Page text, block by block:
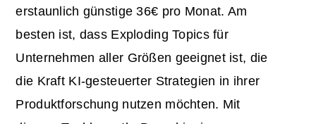
erstaunlich günstige 36€ pro Monat. Am
besten ist, dass Exploding Topics für
Unternehmen aller Größen geeignet ist, die
die Kraft KI-gesteuerter Strategien in ihrer
Produktforschung nutzen möchten. Mit